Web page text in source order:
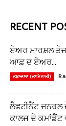
RECENT
ਏਅਰ ਮਾਰਸ਼ਲ
ਆਫ਼ ਦ ਏਅਰ...
ਤਬਾਦਲਾ (ਤਾਇਨਾਤੀ)
ਲੈਫਟੀਨੈਂਟ
ਕਾਲਜ ਦੇ ਕਮਾਂਡੈਂਟ